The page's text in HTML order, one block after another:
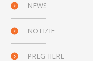
NEWS
NOTIZIE
PREGHIERE